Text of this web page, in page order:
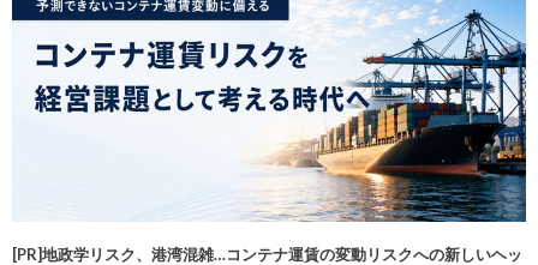
[PR]地政学リスク、港湾混雑…コンテナ運賃の変動リスクへの新しいヘッ